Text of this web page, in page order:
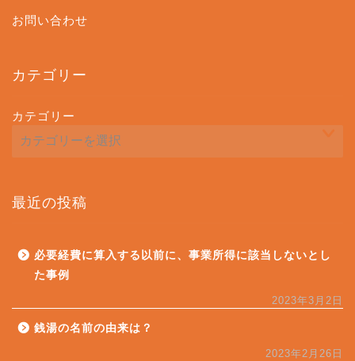
お問い合わせ
カテゴリー
カテゴリー
最近の投稿
必要経費に算入する以前に、事業所得に該当しないとし
た事例
2023年3月2日
銭湯の名前の由来は？
2023年2月26日